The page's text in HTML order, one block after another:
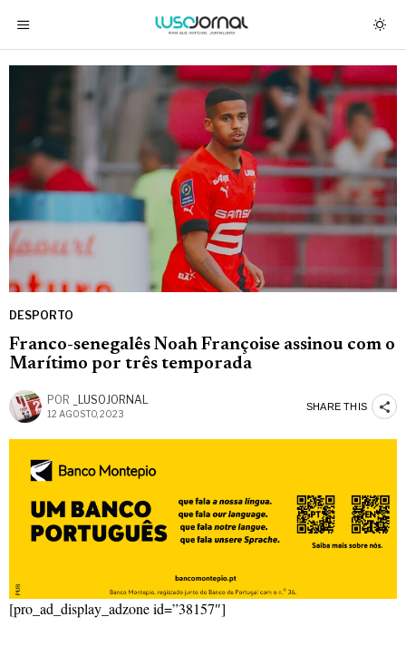
DESPORTO
Franco-senegalês Noah Françoise assinou com o
Marítimo por três temporada
POR _LUSOJORNAL
12 AGOSTO, 2023
SHARE THIS
[pro_ad_display_adzone id=”38157″]